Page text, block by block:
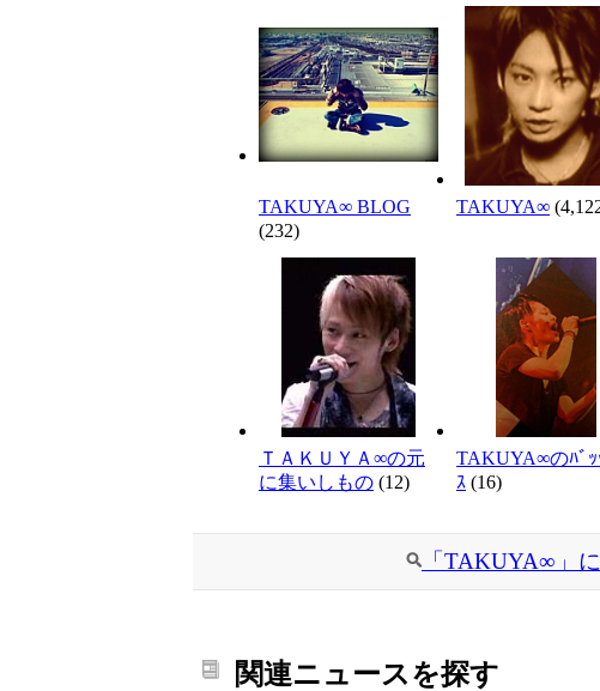
TAKUYA∞ BLOG
(232)
TAKUYA∞
ＴＡＫＵＹＡ∞の元
に集いしもの (12)
TAKUYA∞のﾊﾞｯ
ｽ (16)
「TAKUYA∞」
関連ニュースを探す